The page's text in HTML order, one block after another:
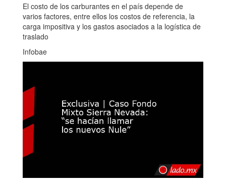
El costo de los carburantes en el país depende de
varios factores, entre ellos los costos de referencia, la
carga impositiva y los gastos asociados a la logística de
traslado
Infobae